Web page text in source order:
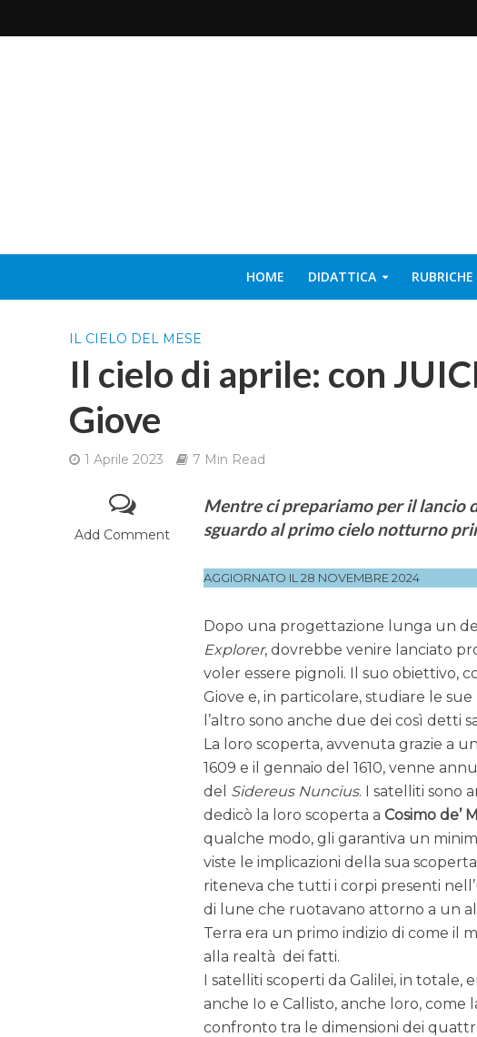
HOME DIDATTICA RUBRICHE
IL CIELO DEL MESE
Il cielo di aprile: con
Giove
1 Aprile 2023 7 Min Read
Add Comment
Mentre ci prepariamo per il lancio
sguardo al primo cielo notturno
AGGIORNATO IL 28 NOVEMBRE 2024
Dopo una progettazione lunga un
Explorer, dovrebbe venire lanciato
voler essere pignoli. Il suo obiettivo,
Giove e, in particolare, studiare le
l’altro sono anche due dei così detti
La loro scoperta, avvenuta grazie a
1609 e il gennaio del 1610, venne
del Sidereus Nuncius. I satelliti sono
dedicò la loro scoperta aCosimo de’
qualche modo, gli garantiva un
viste le implicazioni della sua
riteneva che tutti i corpi presenti
di lune che ruotavano attorno a un
Terra era un primo indizio di come il
alla realtà dei fatti.
I satelliti scoperti da Galilei, in totale,
anche Io e Callisto, anche loro, come
confronto tra le dimensioni dei